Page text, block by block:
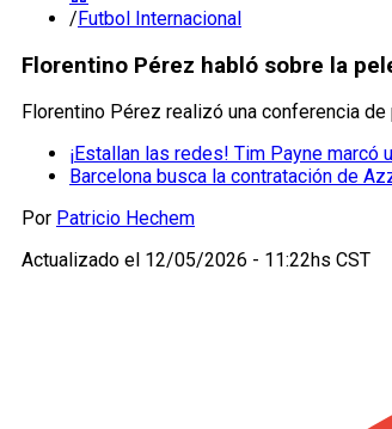
/Futbol Internacional
Florentino Pérez habló sobre la
Florentino Pérez realizó una conferencia
¡Estallan las redes! Tim Payne marcó
Barcelona busca la contratación de
Por Patricio Hechem
Actualizado el 12/05/2026 - 11:22hs CST